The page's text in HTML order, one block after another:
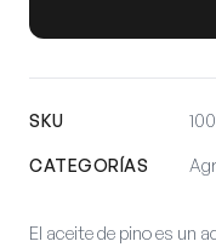
SKU
CATEGORÍAS
El aceite de pino es un